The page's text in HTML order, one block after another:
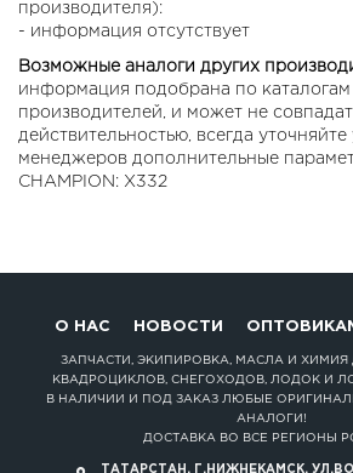
производителя):
- информация отсутствует
Возможные аналоги других
информация подобрана по каталогам
производителей, и может не
действительностью, всегда
менеджеров дополнительные
CHAMPION: X332
О НАС НОВОСТИ
ЗАПЧАСТИ, ЭКИПИРОВКА, МАСЛА И
КВАДРОЦИКЛОВ, СНЕГОХОДОВ, ЛОДОК И
В НАЛИЧИИ И ПОД ЗАКАЗ ЛЮБЫЕ
АНАЛОГИ!
ДОСТАВКА ВО ВСЕ РЕГИОНЫ
ТАТАРСТАН, Г.НИЖНЕКАМСК,